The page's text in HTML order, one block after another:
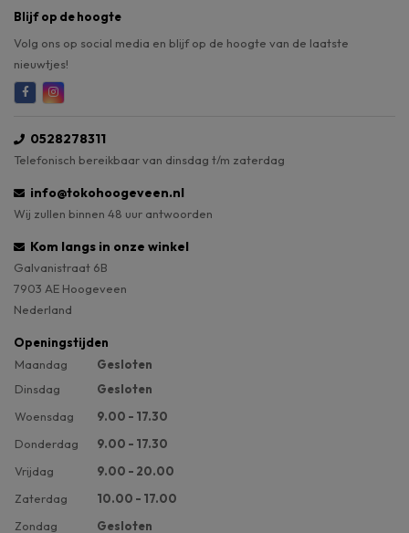
Blijf op de hoogte
Volg ons op social media en blijf op de hoogte van de laatste
nieuwtjes!
0528278311
Telefonisch bereikbaar van dinsdag t/m zaterdag
info@tokohoogeveen.nl
Wij zullen binnen 48 uur antwoorden
Kom langs in onze winkel
Galvanistraat 6B
7903 AE Hoogeveen
Nederland
Openingstijden
Maandag
Gesloten
Dinsdag
Gesloten
Woensdag
9.00 - 17.30
Donderdag
9.00 - 17.30
Vrijdag
9.00 - 20.00
Zaterdag
10.00 - 17.00
Zondag
Gesloten